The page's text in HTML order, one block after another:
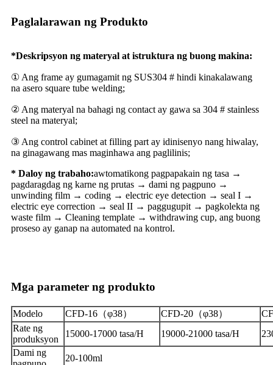
Paglalarawan ng Produkto
*Deskripsyon ng materyal at istruktura ng buong makina:
① Ang frame ay gumagamit ng SUS304 # hindi kinakalawang
na asero square tube welding;
② Ang materyal na bahagi ng contact ay gawa sa 304 # stainless
steel na materyal;
③ Ang control cabinet at filling part ay idinisenyo nang hiwalay,
na ginagawang mas maginhawa ang paglilinis;
* Daloy ng trabaho:awtomatikong pagpapakain ng tasa →
pagdaragdag ng karne ng prutas → dami ng pagpuno →
unwinding film → coding → electric eye detection → seal I →
electric eye correction → seal II → paggugupit → pagkolekta ng
waste film → Cleaning template → withdrawing cup, ang buong
proseso ay ganap na automated na kontrol.
Mga parameter ng produkto
Modelo CFD-16（φ38） CFD-20（φ38）
Rate ng
produksyon
15000-17000 tasa/H 19000-21000 tasa/H
Dami ng
20-100ml